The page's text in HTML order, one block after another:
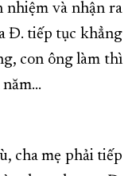
nhiệm và nhận ra
Đ. tiếp tục khẳng
con ông làm thì
năm…
cha mẹ phải tiếp